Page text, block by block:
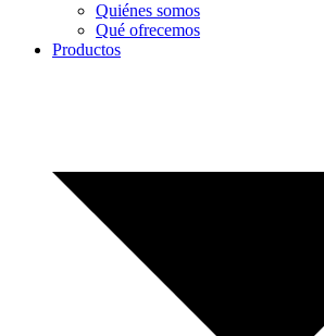
Quiénes somos
Qué ofrecemos
Productos